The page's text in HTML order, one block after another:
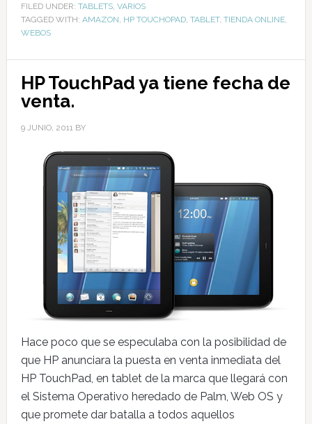
FILED UNDER: TABLETS, VARIOS
TAGGED WITH: AMAZON HP TOUCHOPAD, TABLET, TIENDA ONLINE,
WEBOS
HP TouchPad ya tiene fecha de
venta.
9 JUNIO, 2011 BY
Hace poco que se especulaba con la posibilidad de
que HP anunciara la puesta en venta inmediata del
HP TouchPad, en tablet de la marca que llegará con
el Sistema Operativo heredado de Palm, Web OS y
que promete dar batalla a todos aquellos